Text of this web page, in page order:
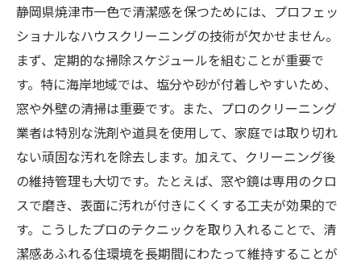
静岡県焼津市一色で清潔感を保つためには、プロフェッ
ショナルなハウスクリーニングの技術が欠かせません。
まず、定期的な掃除スケジュールを組むことが重要で
す。特に海岸地域では、塩分や砂が付着しやすいため、
窓や外壁の清掃は重要です。また、プロのクリーニング
業者は特別な洗剤や道具を使用して、家庭では取り切れ
ない頑固な汚れを除去します。加えて、クリーニング後
の維持管理も大切です。たとえば、窓や鏡は専用のクロ
スで磨き、表面に汚れが付きにくくする工夫が効果的で
す。こうしたプロのテクニックを取り入れることで、清
潔感あふれる住環境を長期間にわたって維持することが